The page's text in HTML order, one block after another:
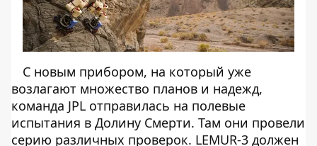
С новым прибором, на который уже
возлагают множество планов и надежд,
команда JPL отправилась на полевые
испытания в Долину Смерти. Там они провели
серию различных проверок. LEMUR-3 должен